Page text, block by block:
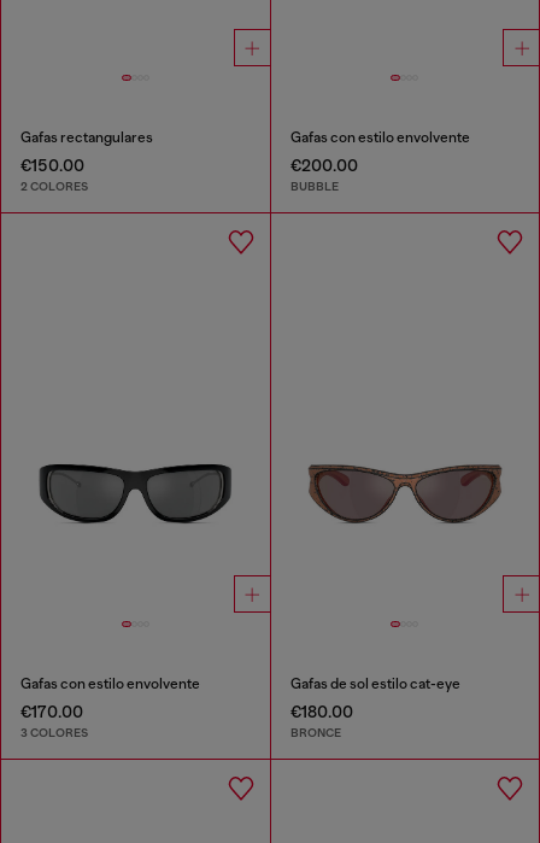
Gafas rectangulares
€150.00
2 COLORES
Gafas con estilo envolvente
€200.00
BUBBLE
Gafas con estilo envolvente
€170.00
3 COLORES
Gafas de sol estilo cat-eye
€180.00
BRONCE